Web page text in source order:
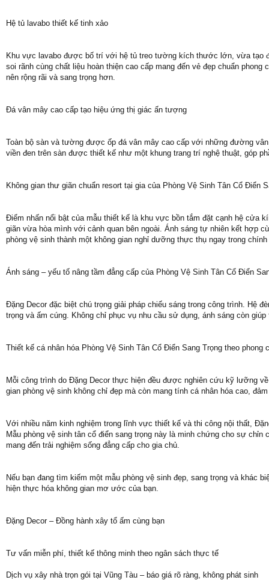
Hệ tủ lavabo thiết kế tinh xảo
Khu vực lavabo được bố trí với hệ tủ treo tường kích thước lớn, vừa tạo
soi rãnh cùng chất liệu hoàn thiện cao cấp mang đến vẻ đẹp chuẩn
nên rộng rãi và sang trọng hơn.
Đá vân mây cao cấp tạo hiệu ứng thị giác ấn tượng
Toàn bộ sàn và tường được ốp đá vân mây cao cấp với những đường
viền đen trên sàn được thiết kế như một khung trang trí nghệ thuật, góp
Không gian thư giãn chuẩn resort tại gia của Phòng Vệ Sinh Tân Cổ Điển
Điểm nhấn nổi bật của mẫu thiết kế là khu vực bồn tắm đặt cạnh hệ cửa
giãn vừa hòa mình với cảnh quan bên ngoài. Ánh sáng tự nhiên kết hợp
phòng vệ sinh thành một không gian nghỉ dưỡng thực thụ ngay trong chính
Ánh sáng – yếu tố nâng tầm đẳng cấp của Phòng Vệ Sinh Tân Cổ Điển
Đặng Decor đặc biệt chú trọng giải pháp chiếu sáng trong công trình. Hệ
trọng và ấm cúng. Không chỉ phục vụ nhu cầu sử dụng, ánh sáng còn
Thiết kế cá nhân hóa Phòng Vệ Sinh Tân Cổ Điển Sang Trọng theo phong
Mỗi công trình do Đặng Decor thực hiện đều được nghiên cứu kỹ lưỡng
gian phòng vệ sinh không chỉ đẹp mà còn mang tính cá nhân hóa cao,
Với nhiều năm kinh nghiệm trong lĩnh vực thiết kế và thi công nội thất,
Mẫu phòng vệ sinh tân cổ điển sang trọng này là minh chứng cho sự
mang đến trải nghiệm sống đẳng cấp cho gia chủ.
Nếu bạn đang tìm kiếm một mẫu phòng vệ sinh đẹp, sang trọng và khác
hiện thực hóa không gian mơ ước của bạn.
Đặng Decor – Đồng hành xây tổ ấm cùng bạn
Tư vấn miễn phí, thiết kế thông minh theo ngân sách thực tế
Dịch vụ xây nhà trọn gói tại Vũng Tàu – báo giá rõ ràng, không phát sinh